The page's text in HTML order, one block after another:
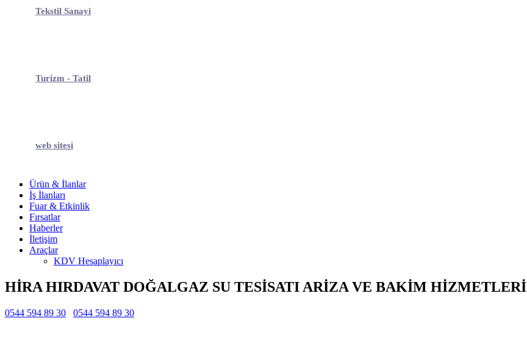
Tekstil Sanayi
Turizm - Tatil
web sitesi
Ürün & İlanlar
İş İlanları
Fuar & Etkinlik
Fırsatlar
Haberler
İletişim
Araçlar
KDV Hesaplayıcı
HİRA HIRDAVAT DOĞALGAZ SU TESİSATI ARİZA VE BAKİM HİZMETLERİ
0544 594 89 30 0544 594 89 30